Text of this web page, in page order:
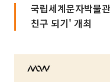
국립세계문자박물
친구 되기' 개최